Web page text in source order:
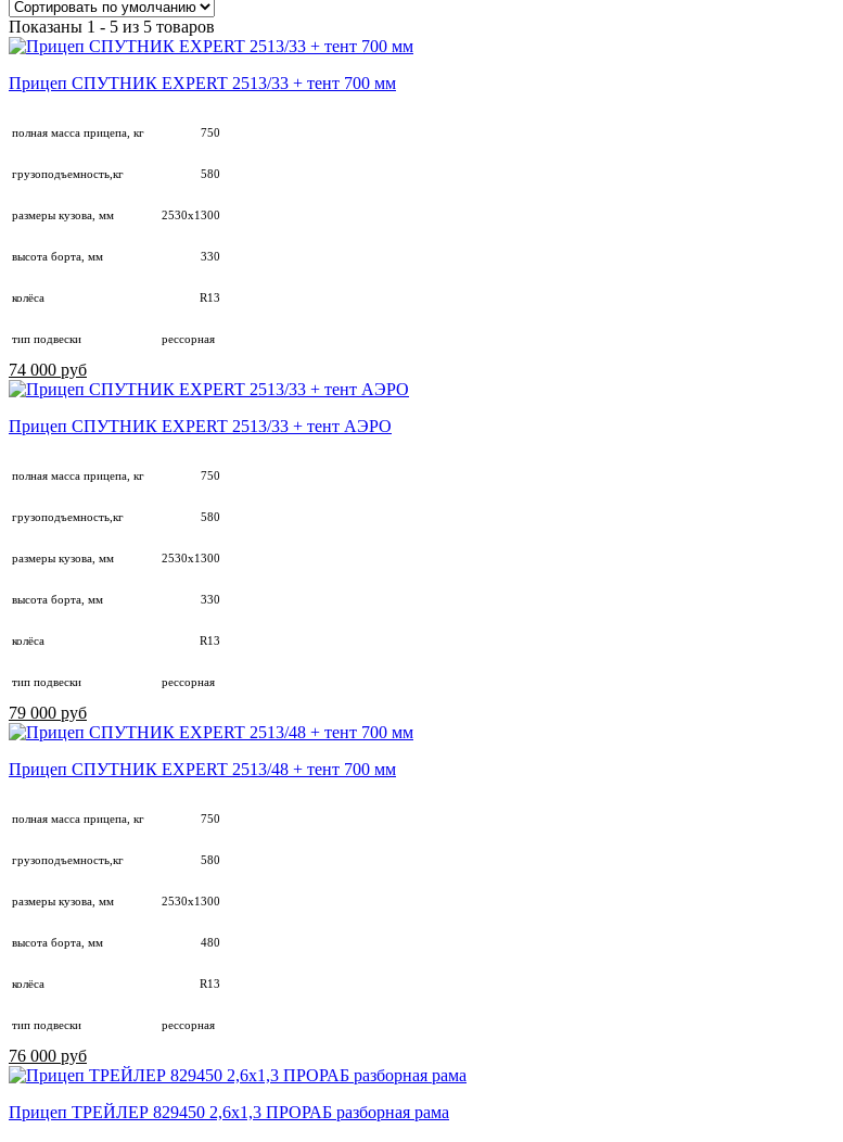
Показаны 1 - 5 из 5 товаров
Прицеп СПУТНИК EXPERT 2513/33 + тент 700 мм
полная масса прицепа, кг 750
грузоподъемность,кг 580
размеры кузова, мм 2530х1300
высота борта, мм 330
колёса R13
тип подвески рессорная
74 000 руб
Прицеп СПУТНИК EXPERT 2513/33 + тент АЭРО
полная масса прицепа, кг 750
грузоподъемность,кг 580
размеры кузова, мм 2530х1300
высота борта, мм 330
колёса R13
тип подвески рессорная
79 000 руб
Прицеп СПУТНИК EXPERT 2513/48 + тент 700 мм
полная масса прицепа, кг 750
грузоподъемность,кг 580
размеры кузова, мм 2530х1300
высота борта, мм 480
колёса R13
тип подвески рессорная
76 000 руб
Прицеп ТРЕЙЛЕР 829450 2,6х1,3 ПРОРАБ разборная рама